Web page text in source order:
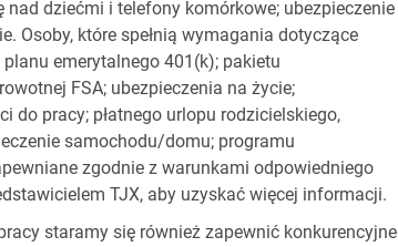
nad dziećmi i telefony komórkowe; ubezpieczenie
Osoby, które spełnią wymagania dotyczące
emerytalnego 401(k); pakietu
FSA; ubezpieczenia na życie;
do pracy; płatnego urlopu rodzicielskiego,
samochodu/domu; programu
zgodnie z warunkami odpowiedniego
TJX, aby uzyskać więcej informacji.
staramy się również zapewnić konkurencyjne